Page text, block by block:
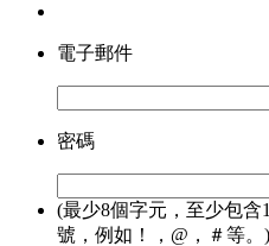
電子郵件
密碼
(最少8個字元，至少包
號，例如！，@，＃等。)